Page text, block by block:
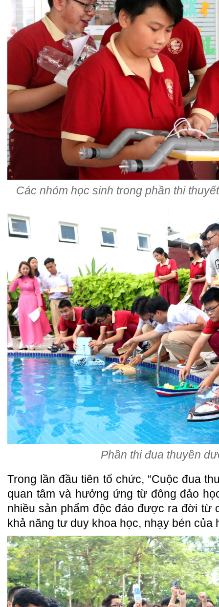
Các nhóm học sinh trong phần thi
Phần thi đua thuyền
Trong lần đầu tiên tổ chức, “Cuộc đua
quan tâm và hưởng ứng từ đông đảo
nhiều sản phẩm độc đáo được ra đời từ
khả năng tư duy khoa học, nhạy bén của